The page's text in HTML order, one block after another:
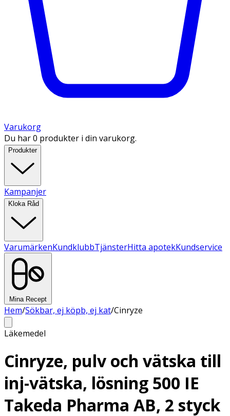
Varukorg
Du har 0 produkter i din varukorg.
Produkter
Kampanjer
Kloka Råd
VarumärkenKundklubbTjänsterHitta apotekKundservice
Mina Recept
Hem/Sökbar, ej köpb, ej kat/Cinryze
Läkemedel
Cinryze, pulv och vätska till
inj-vätska, lösning 500 IE
Takeda Pharma AB, 2 styck